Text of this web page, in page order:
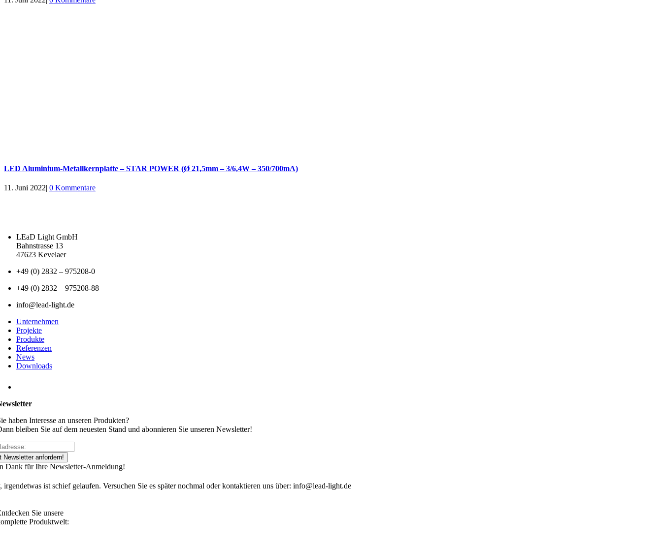
LED Aluminium-Metallkernplatte – STAR POWER (Ø 21,5mm – 3/6,4W – 350/700mA)
11. Juni 2022| 0 Kommentare
LEaD Light GmbH
Bahnstrasse 13
47623 Kevelaer
+49 (0) 2832 – 975208-0
+49 (0) 2832 – 975208-88
info@lead-light.de
Unternehmen
Projekte
Produkte
Referenzen
News
Downloads
haben Interesse an unseren Produkten?
bleiben Sie auf dem neuesten Stand und abonnieren Sie unseren Newsletter!
Newsletter anfordern!
Dank für Ihre Newsletter-Anmeldung!
irgendetwas ist schief gelaufen. Versuchen Sie es später nochmal oder kontaktieren uns über: info@lead-light.de
Sie unsere
Produktwelt: